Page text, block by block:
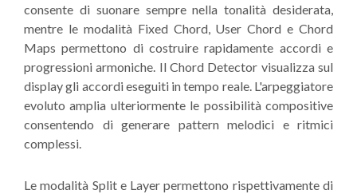
consente di suonare sempre nella tonalità desiderata,
mentre le modalità Fixed Chord, User Chord e Chord
Maps permettono di costruire rapidamente accordi e
progressioni armoniche. Il Chord Detector visualizza sul
display gli accordi eseguiti in tempo reale. L'arpeggiatore
evoluto amplia ulteriormente le possibilità compositive
consentendo di generare pattern melodici e ritmici
complessi.
Le modalità Split e Layer permettono rispettivamente di